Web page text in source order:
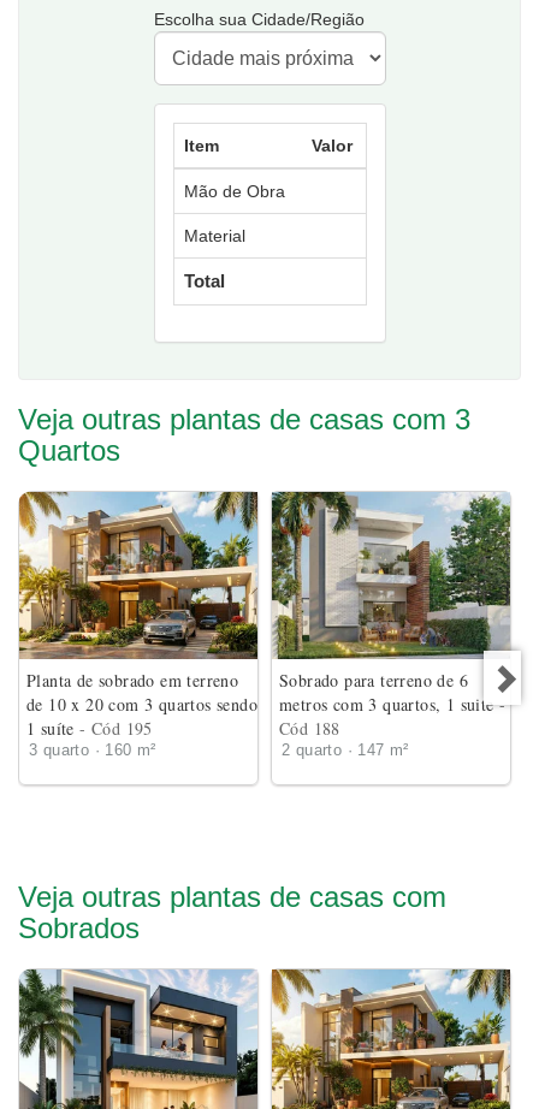
Escolha sua Cidade/Região
Item Valor
Mão de Obra
Material
Total
Veja outras plantas de casas com 3
Quartos
Planta de sobrado em terreno
de 10 x 20 com 3 quartos sendo
1 suíte- Cód 195
3 quarto · 160 m²
Sobrado para terreno de 6
metros com 3 quartos, 1 suite-
Cód 188
2 quarto · 147 m²
Veja outras plantas de casas com
Sobrados